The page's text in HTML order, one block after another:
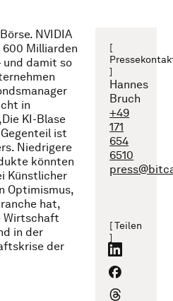
NVIDIA
600 Milliarden
und damit so
in
KI-Blase
ist
Niedrigere
könnten
Künstlicher
Optimismus,
hat,
Wirtschaft
in der
der
[
]
Hannes
Bruch
+49
171
654
6510
[ Teilen
]